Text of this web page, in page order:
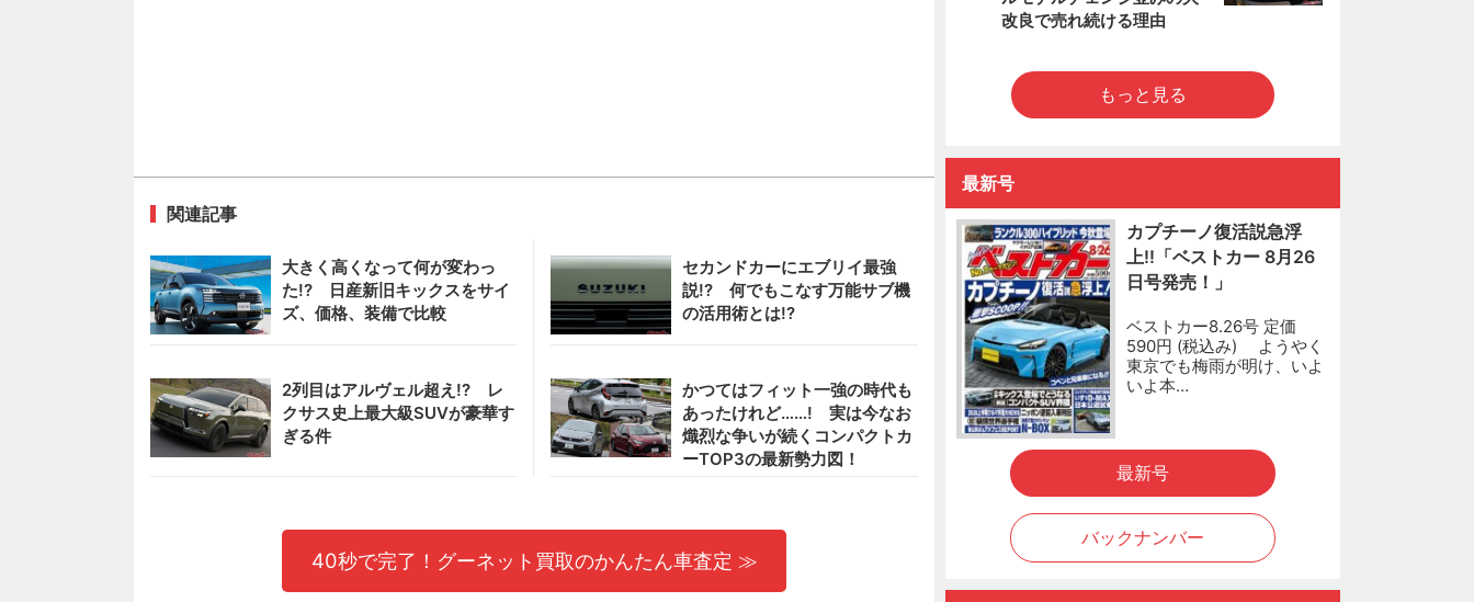
関連記事
大きく高くなって何が変わっ
た!? 日産新旧キックスをサイ
ズ、価格、装備で比較
セカンドカーにエブリイ最強
説!? 何でもこなす万能サブ機
の活用術とは!?
2列目はアルヴェル超え!? レ
クサス史上最大級SUVが豪華す
ぎる件
かつてはフィット一強の時代も
あったけれど……! 実は今なお
熾烈な争いが続くコンパクトカ
ーTOP3の最新勢力図！
40秒で完了！グーネット買取のかんたん車査定 ≫
改良で売れ続ける理由
もっと見る
最新号
カプチーノ復活説急浮
上!!「ベストカー 8月26
日号発売！」
ベストカー8.26号 定価
590円 (税込み) ようやく
東京でも梅雨が明け、いよ
いよ本…
最新号
バックナンバー